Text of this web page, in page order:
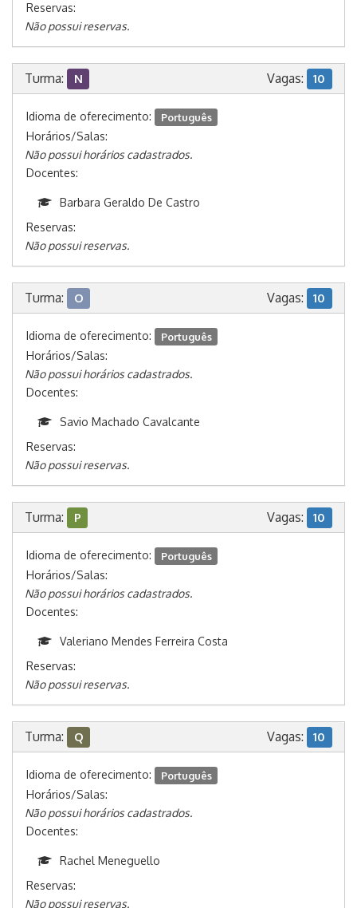
Reservas:
Não possui reservas.
Turma: N Vagas: 10
Idioma de oferecimento: Português
Horários/Salas:
Não possui horários cadastrados.
Docentes:
Barbara Geraldo De Castro
Reservas:
Não possui reservas.
Turma: O Vagas: 10
Idioma de oferecimento: Português
Horários/Salas:
Não possui horários cadastrados.
Docentes:
Savio Machado Cavalcante
Reservas:
Não possui reservas.
Turma: P Vagas: 10
Idioma de oferecimento: Português
Horários/Salas:
Não possui horários cadastrados.
Docentes:
Valeriano Mendes Ferreira Costa
Reservas:
Não possui reservas.
Turma: Q Vagas: 10
Idioma de oferecimento: Português
Horários/Salas:
Não possui horários cadastrados.
Docentes:
Rachel Meneguello
Reservas:
Não possui reservas.